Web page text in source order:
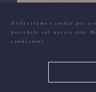
Utilizziamo i cookie per
possibile sul nostro sito.
condizioni